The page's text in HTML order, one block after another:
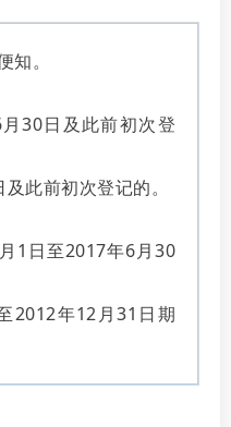
。
30日及此前初次登
此前初次登记的。
1日至2017年6月30
2012年12月31日期